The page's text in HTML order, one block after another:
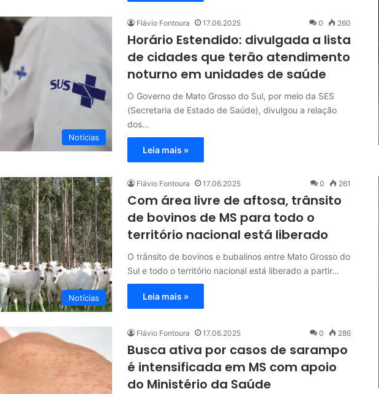
Notícias
Flávio Fontoura 17.06.2025 0 260
Horário Estendido: divulgada a lista
de cidades que terão atendimento
noturno em unidades de saúde
O Governo de Mato Grosso do Sul, por meio da SES
(Secretaria de Estado de Saúde), divulgou a relação
dos…
Leia mais »
Notícias
Flávio Fontoura 17.06.2025 0 261
Com área livre de aftosa, trânsito
de bovinos de MS para todo o
território nacional está liberado
O trânsito de bovinos e bubalinos entre Mato Grosso do
Sul e todo o território nacional está liberado a partir…
Leia mais »
Flávio Fontoura 17.06.2025 0 286
Busca ativa por casos de sarampo
é intensificada em MS com apoio
do Ministério da Saúde